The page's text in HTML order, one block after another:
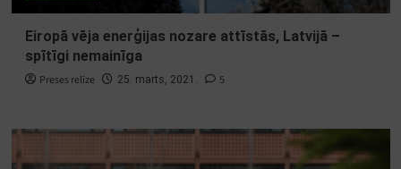
Eiropā vēja enerģijas nozare attīstās, Latvijā –
spītīgi nemainīga
Preses relīze 25. marts, 2021. 5